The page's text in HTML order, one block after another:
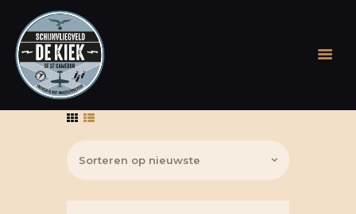
WELKOM OP DE KIEK
GESCHIEDENIS
ONTDEK DE APP
STICHTING
RONDLEIDING OF
EVENEMENT OP DE
KIEK